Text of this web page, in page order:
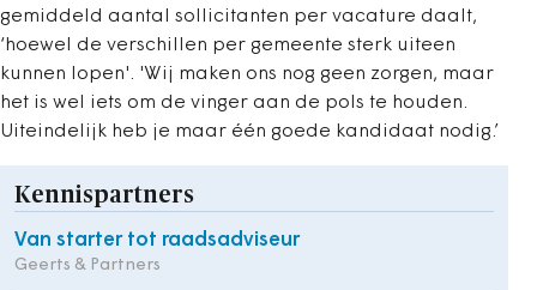
gemiddeld aantal sollicitanten per vacature daalt,
‘hoewel de ­verschillen per gemeente sterk uiteen
kunnen lopen'. 'Wij maken ons nog geen zorgen, maar
het is wel iets om de vinger aan de pols te houden.
Uiteindelijk heb je maar één goede kandidaat nodig.’
Kennispartners
Van starter tot raadsadviseur
Geerts & Partners